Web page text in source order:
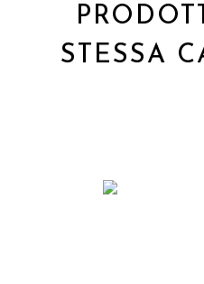
STESSA